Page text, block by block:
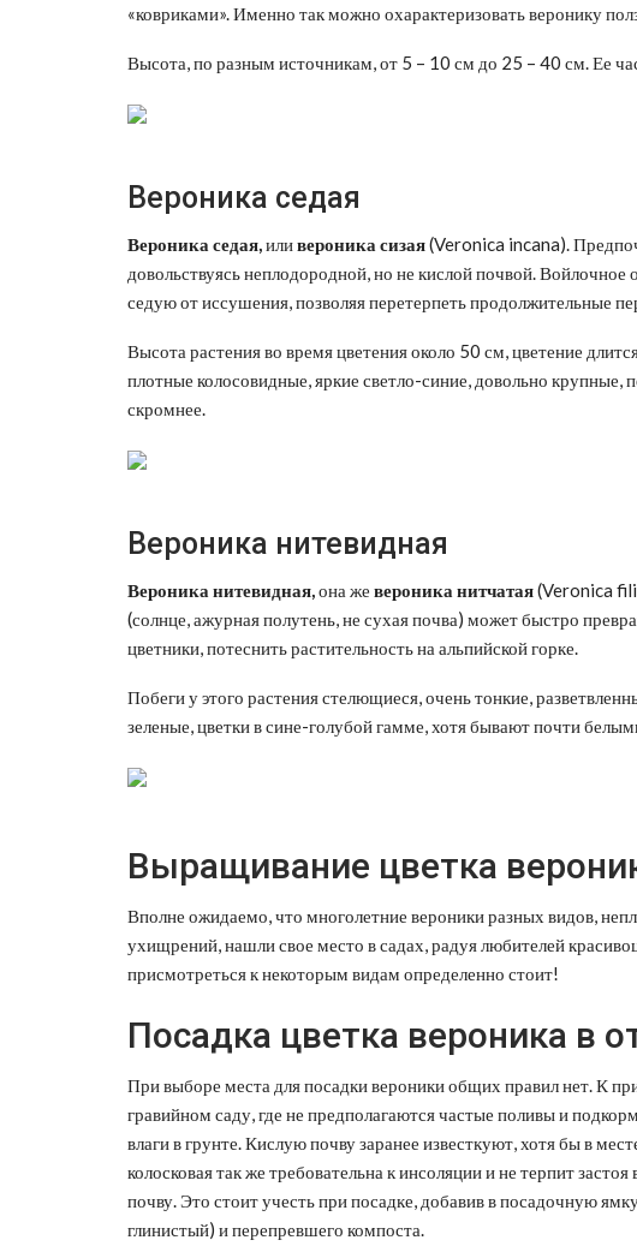
«ковриками». Именно так можно охарактеризовать веронику
Высота, по разным источникам, от 5 – 10 см до 25 – 40 см. Ее
Вероника седая
Вероника седая,иливероника сизая(Veronica incana).
довольствуясь неплодородной, но не кислой почвой.
седую от иссушения, позволяя перетерпеть продолжительные
Высота растения во время цветения около 50 см, цветение
плотные колосовидные, яркие светло-синие, довольно крупные,
скромнее.
Вероника нитевидная
Вероника нитевидная,она же вероника нитчатая(Veronica
(солнце, ажурная полутень, не сухая почва) может быстро
цветники, потеснить растительность на альпийской горке.
Побеги у этого растения стелющиеся, очень тонкие,
зеленые, цветки в сине-голубой гамме, хотя бывают почти
Выращивание цветка
Вполне ожидаемо, что многолетние вероники разных видов,
ухищрений, нашли свое место в садах, радуя любителей
присмотреться к некоторым видам определенно стоит!
Посадка цветка вероника в
При выборе места для посадки вероники общих правил нет. К
гравийном саду, где не предполагаются частые поливы и
влаги в грунте. Кислую почву заранее известкуют, хотя бы в
колосковая так же требовательна к инсоляции и не терпит
почву. Это стоит учесть при посадке, добавив в посадочную
глинистый) и перепревшего компоста.